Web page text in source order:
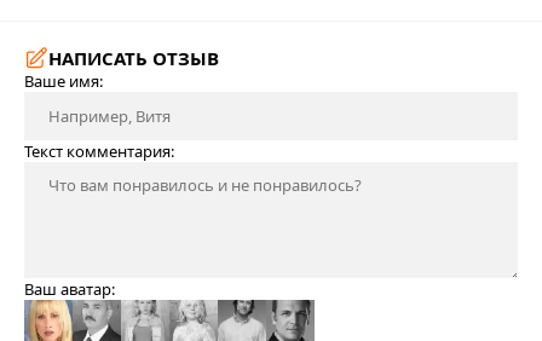
НАПИСАТЬ ОТЗЫВ
Ваше имя:
Текст комментария:
Ваш аватар: